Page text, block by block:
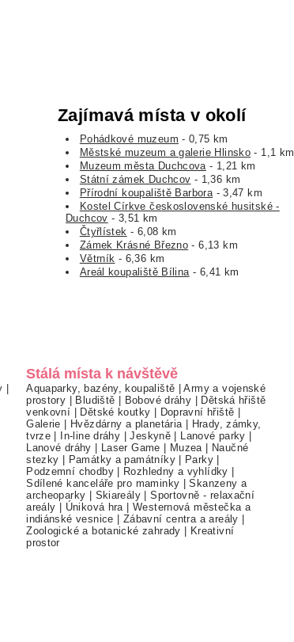
Zajímavá místa v okolí
Pohádkové muzeum - 0,75 km
Městské muzeum a galerie Hlinsko - 1,1 km
Muzeum města Duchcova- 1,21 km
Státní zámek Duchcov - 1,36 km
Přírodní koupaliště Barbora- 3,47 km
Kostel Církve československé husitské -
Duchcov - 3,51 km
Čtyřlístek - 6,08 km
Zámek Krásné Březno - 6,13 km
Větrník - 6,36 km
Areál koupaliště Bílina- 6,41 km
|
Stálá místa k návštěvě
Aquaparky, bazény, koupaliště |Army a vojenské
prostory | Bludiště | Bobové dráhy | Dětská hřiště
venkovní | Dětské koutky | Dopravní hřiště |
Galerie | Hvězdárny a planetária | Hrady, zámky,
tvrze | In-line dráhy |Jeskyně | Lanové parky |
Lanové dráhy | Laser Game | Muzea | Naučné
stezky | Památky a památníky| Parky |
Podzemní chodby| Rozhledny a vyhlídky |
Sdílené kanceláře pro maminky |Skanzeny a
archeoparky | Skiareály |Sportovně - relaxační
areály | Úniková hra |Westernová městečka a
indiánské vesnice | Zábavní centra a areály |
Zoologické a botanické zahrady | Kreativní
prostor